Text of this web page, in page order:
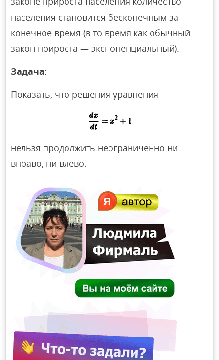
населения становится бесконечным за
конечное время (в то время как обычный
закон прироста — экспоненциальный).
Задача:
Показать, что решения уравнения
нельзя продолжить неограниченно ни
вправо, ни влево.